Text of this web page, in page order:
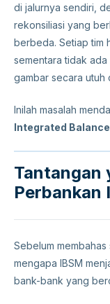
di jalurnya sendiri,
rekonsiliasi yang
berbeda. Setiap tim
sementara tidak
gambar secara utuh
Inilah masalah
Integrated
Tantangan
Perbankan
Sebelum
mengapa IBSM
bank-bank yang